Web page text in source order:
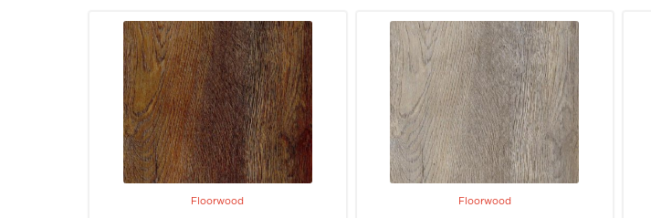
Floorwood Floorwood